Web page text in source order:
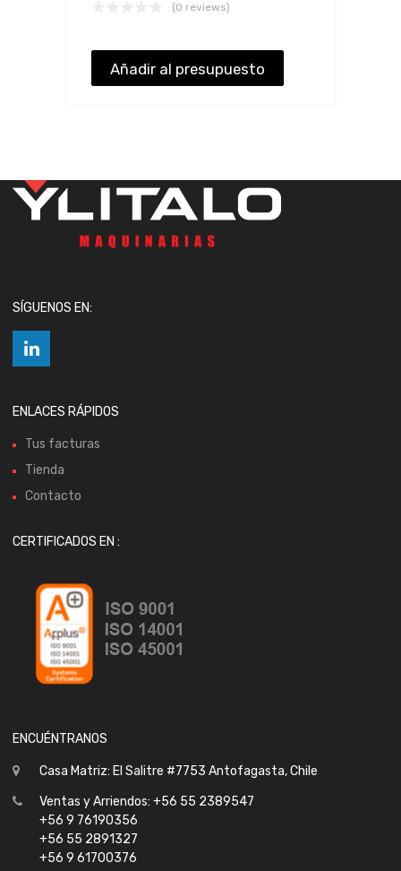
(0 reviews)
Añadir al presupuesto
SÍGUENOS EN:
ENLACES RÁPIDOS
Tus facturas
Tienda
Contacto
CERTIFICADOS EN :
ENCUÉNTRANOS
Casa Matriz: El Salitre #7753 Antofagasta, Chile
Ventas y Arriendos: +56 55 2389547
+56 9 76190356
+56 55 2891327
+56 9 61700376